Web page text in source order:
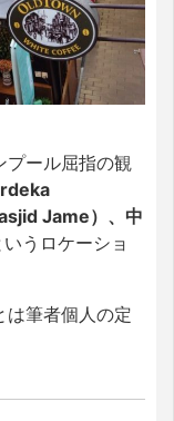
プール屈指の観
Jame）、中
うロケーショ
は筆者個人の定